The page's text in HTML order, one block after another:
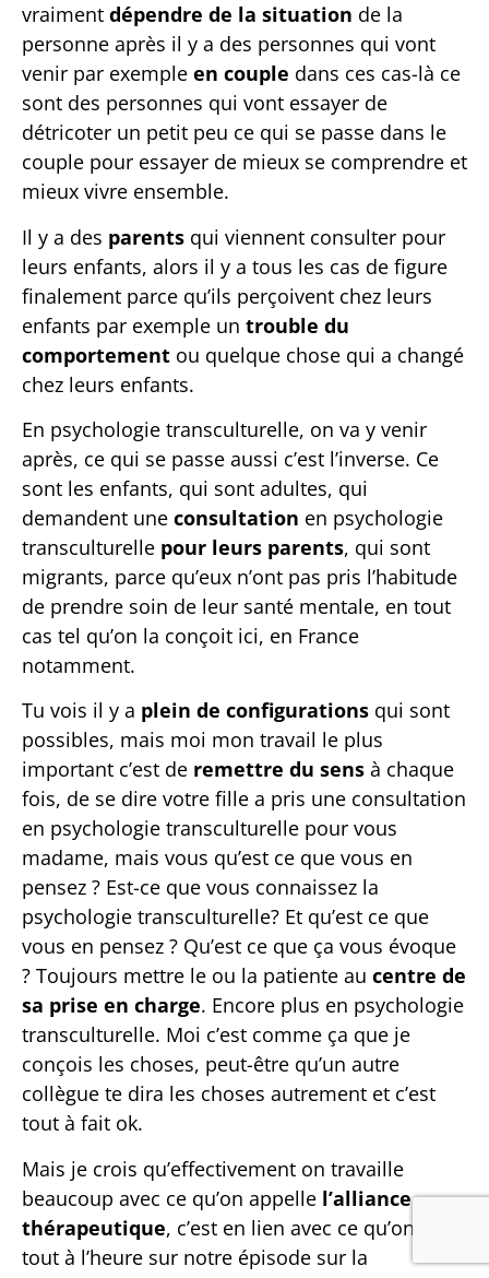
vraiment dépendre de la situation de la
personne après il y a des personnes qui vont
venir par exemple en couple dans ces cas-là ce
sont des personnes qui vont essayer de
détricoter un petit peu ce qui se passe dans le
couple pour essayer de mieux se comprendre et
mieux vivre ensemble.
Il y a des parents qui viennent consulter pour
leurs enfants, alors il y a tous les cas de figure
finalement parce qu’ils perçoivent chez leurs
enfants par exemple un trouble du
comportement ou quelque chose qui a changé
chez leurs enfants.
En psychologie transculturelle, on va y venir
après, ce qui se passe aussi c’est l’inverse. Ce
sont les enfants, qui sont adultes, qui
demandent une consultation en psychologie
transculturelle pour leurs parents, qui sont
migrants, parce qu’eux n’ont pas pris l’habitude
de prendre soin de leur santé mentale, en tout
cas tel qu’on la conçoit ici, en France
notamment.
Tu vois il y a plein de configurations qui sont
possibles, mais moi mon travail le plus
important c’est de remettre du sens à chaque
fois, de se dire votre fille a pris une consultation
en psychologie transculturelle pour vous
madame, mais vous qu’est ce que vous en
pensez ? Est-ce que vous connaissez la
psychologie transculturelle? Et qu’est ce que
vous en pensez ? Qu’est ce que ça vous évoque
? Toujours mettre le ou la patiente au centre de
sa prise en charge. Encore plus en psychologie
transculturelle. Moi c’est comme ça que je
conçois les choses, peut-être qu’un autre
collègue te dira les choses autrement et c’est
tout à fait ok.
Mais je crois qu’effectivement on travaille
beaucoup avec ce qu’on appelle l’alliance
thérapeutique, c’est en lien avec ce qu’on a dit
tout à l’heure sur notre épisode sur la